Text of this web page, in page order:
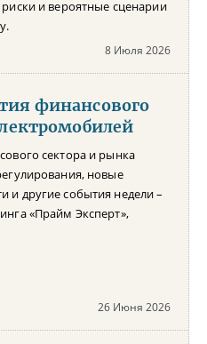
и вероятные сценарии
8 Июля 2026
финансового
сектора и рынка
новые
другие события недели –
«Прайм Эксперт»,
26 Июня 2026